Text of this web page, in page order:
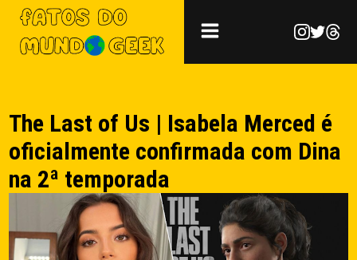
The Last of Us | Isabela Merced é
oficialmente confirmada com Dina
na 2ª temporada